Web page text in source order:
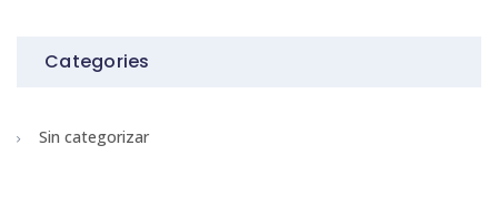
Categories
Sin categorizar